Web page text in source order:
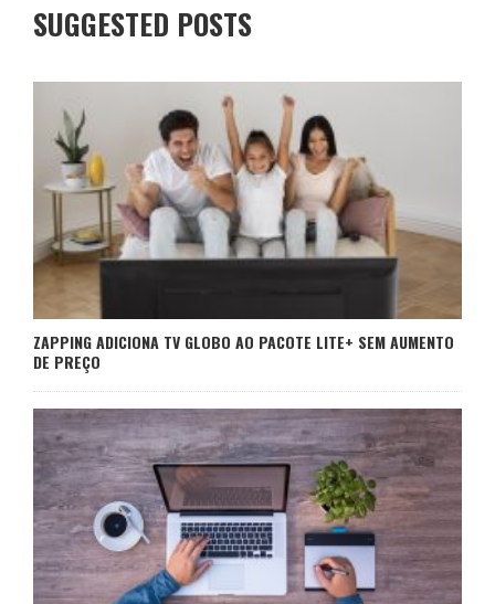
SUGGESTED POSTS
ZAPPING ADICIONA TV GLOBO AO PACOTE LITE+ SEM AUMENTO
DE PREÇO